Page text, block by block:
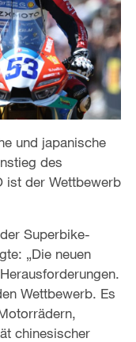
und japanische
des
ist der Wettbewerb
Superbike-
„Die neuen
Wettbewerb. Es
chinesischer